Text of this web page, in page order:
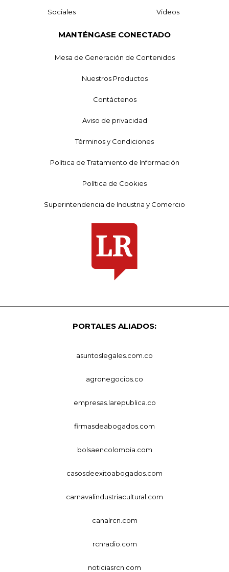
Sociales Videos
MANTÉNGASE CONECTADO
Mesa de Generación de Contenidos
Nuestros Productos
Contáctenos
Aviso de privacidad
Términos y Condiciones
Política de Tratamiento de Información
Política de Cookies
Superintendencia de Industria y Comercio
PORTALES ALIADOS:
asuntoslegales.com.co
agronegocios.co
empresas.larepublica.co
firmasdeabogados.com
bolsaencolombia.com
casosdeexitoabogados.com
carnavalindustriacultural.com
canalrcn.com
rcnradio.com
noticiasrcn.com